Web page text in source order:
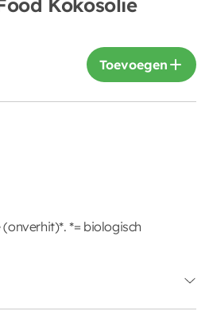
Toevoegen
*= biologisch